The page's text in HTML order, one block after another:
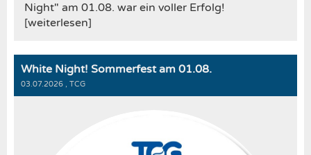
Night" am 01.08. war ein voller Erfolg!
[weiterlesen]
White Night! Sommerfest am 01.08.
03.07.2026 , TCG